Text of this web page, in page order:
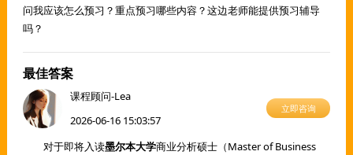
问我应该怎么预习？重点预习哪些内容？这边老师能提供预习辅导
吗？
最佳答案
课程顾问-Lea
2026-06-16 15:03:57
立即咨询
对于即将入读墨尔本大学商业分析硕士（Master of Business